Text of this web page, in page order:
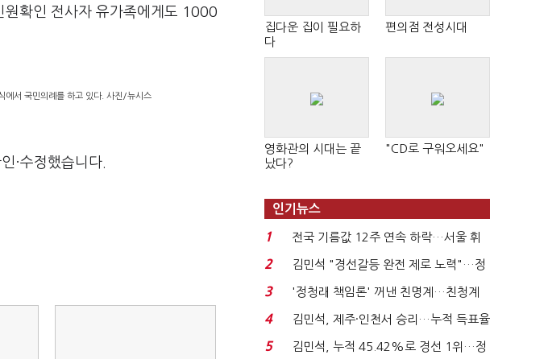
확인 전사자 유가족에게도 1000
에서 국민의례를 하고 있다. 사진/뉴시스
·수정했습니다.
집다운 집이 필요하
다
편의점 전성시대
영화관의 시대는 끝
났다?
"CD로 구워오세요"
인기뉴스
1
전국 기름값 12주 연속 하락…서울 휘
발윳값 1909원...
2
김민석 "경선갈등 완전 제로 노력"…정
청래 "반명 공세 사...
3
'정청래 책임론' 꺼낸 친명계…친청계
는 추가투표 때리기...
4
김민석, 제주·인천서 승리…누적 득표율
'1위 탈환'(종합)...
5
김민석, 누적 45.42%로 경선 1위…정